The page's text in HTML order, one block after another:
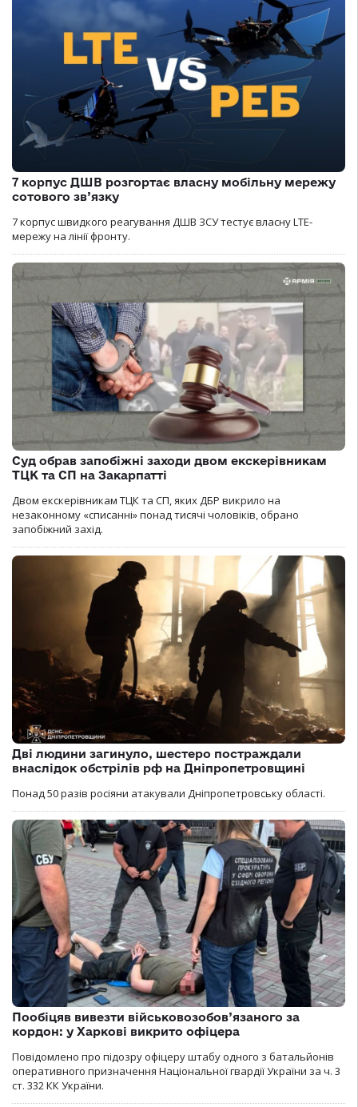
7 корпус ДШВ розгортає власну мобільну мережу
сотового зв’язку
7 корпус швидкого реагування ДШВ ЗСУ тестує власну LTE-
мережу на лінії фронту.
Суд обрав запобіжні заходи двом екскерівникам
ТЦК та СП на Закарпатті
Двом екскерівникам ТЦК та СП, яких ДБР викрило на
незаконному «списанні» понад тисячі чоловіків, обрано
запобіжний захід.
Дві людини загинуло, шестеро постраждали
внаслідок обстрілів рф на Дніпропетровщині
Понад 50 разів росіяни атакували Дніпропетровську області.
Пообіцяв вивезти військовозобов’язаного за
кордон: у Харкові викрито офіцера
Повідомлено про підозру офіцеру штабу одного з батальйонів
оперативного призначення Національної гвардії України за ч. 3
ст. 332 КК України.